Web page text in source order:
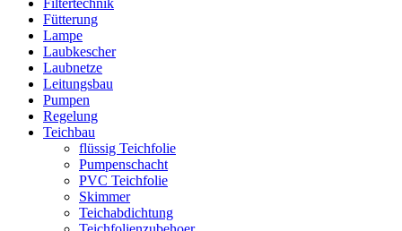
Filtertechnik
Fütterung
Lampe
Laubkescher
Laubnetze
Leitungsbau
Pumpen
Regelung
Teichbau
flüssig Teichfolie
Pumpenschacht
PVC Teichfolie
Skimmer
Teichabdichtung